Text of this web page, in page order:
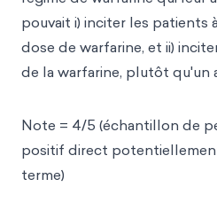
pouvait i) inciter les patients
dose de warfarine, et ii)
de la warfarine, plutôt qu'un
Note = 4/5 (échantillon de
positif direct
terme)